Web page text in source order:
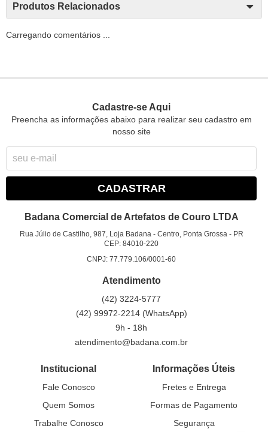
Produtos Relacionados
Carregando comentários ...
Cadastre-se Aqui
Preencha as informações abaixo para realizar seu cadastro em
nosso site
CADASTRAR
Badana Comercial de Artefatos de Couro LTDA
Rua Júlio de Castilho, 987, Loja Badana - Centro, Ponta Grossa - PR
CEP: 84010-220
CNPJ: 77.779.106/0001-60
Atendimento
(42) 3224-5777
(42) 99972-2214 (WhatsApp)
9h - 18h
atendimento@badana.com.br
Institucional
Fale Conosco
Quem Somos
Trabalhe Conosco
Informações Úteis
Fretes e Entrega
Formas de Pagamento
Segurança